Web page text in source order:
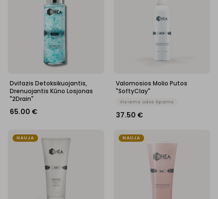
Dvifazis Detoksikuojantis,
Drenuojantis Kūno Losjonas
"2Drain"
65.00 €
Valomosios Molio Putos
"SoftyClay"
Visiems odos tipams
37.50 €
NAUJA NAUJA